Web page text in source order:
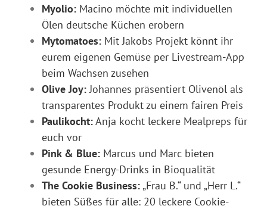
Myolio: Macino möchte mit individuellen
Ölen deutsche Küchen erobern
Mytomatoes: Mit Jakobs Projekt könnt ihr
eurem eigenen Gemüse per Livestream-App
beim Wachsen zusehen
Olive Joy:Johannes präsentiert Olivenöl als
transparentes Produkt zu einem fairen Preis
Paulikocht:Anja kocht leckere Mealpreps für
euch vor
Pink & Blue: Marcus und Marc bieten
gesunde Energy-Drinks in Bioqualität
The Cookie Business:„Frau B.“ und „Herr L.“
bieten Süßes für alle: 20 leckere Cookie-